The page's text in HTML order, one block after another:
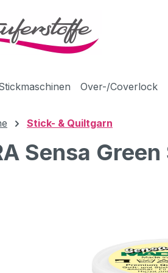
springen
Over-/Coverlock
Stick- & Quiltgarn
Sensa